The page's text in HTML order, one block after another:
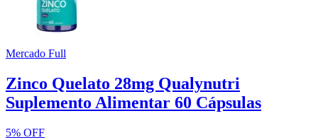
Mercado Full
Zinco Quelato 28mg Qualynutri
Suplemento Alimentar 60 Cápsulas
5% OFF